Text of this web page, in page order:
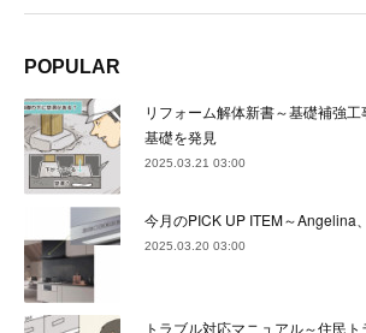
(24)
22)
(22)
(22)
(25
(23 )
(24
(21
(24)
(21
(22 )
(23
(23
(22)
(24
(23)
(23
(22)
(23
(22)
(24
(24)
(23
(22)
(21)
(27)
(22
(17)
(32)
(36)
(30
POPULAR
リフォーム解体新書～基礎補強
基礎を発見
2025.03.21 03:00
今月のPICK UP ITEM～Angelina
2025.03.20 03:00
トラブル対応マニュアル～住民